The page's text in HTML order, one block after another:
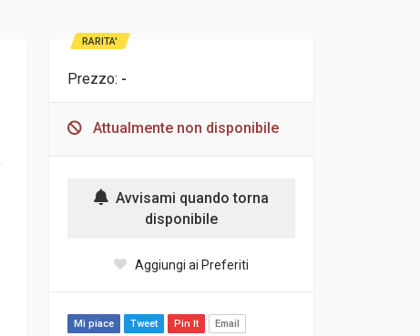
RARITA'
Prezzo: -
Attualmente non disponibile
Avvisami quando torna
disponibile
Aggiungi ai Preferiti
Mi piace Tweet Pin It Email